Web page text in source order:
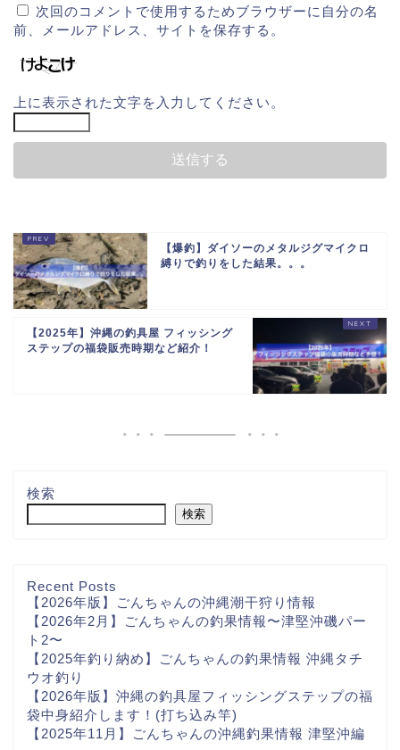
次回のコメントで使用するためブラウザーに自分の名
前、メールアドレス、サイトを保存する。
上に表示された文字を入力してください。
【爆釣】ダイソーのメタルジグマイクロ
縛りで釣りをした結果。。。
【2025年】沖縄の釣具屋 フィッシング
ステップの福袋販売時期など紹介！
検索
検索
Recent Posts
【2026年版】ごんちゃんの沖縄潮干狩り情報
【2026年2月】ごんちゃんの釣果情報〜津堅沖磯パー
ト2〜
【2025年釣り納め】ごんちゃんの釣果情報 沖縄タチ
ウオ釣り
【2026年版】沖縄の釣具屋フィッシングステップの福
袋中身紹介します！(打ち込み竿)
【2025年11月】ごんちゃんの沖縄釣果情報 津堅沖編